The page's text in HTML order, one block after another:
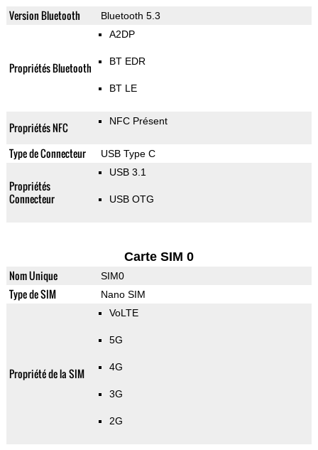
Version Bluetooth Bluetooth 5.3
Propriétés Bluetooth
A2DP
BT EDR
BT LE
Propriétés NFC NFC Présent
Type de Connecteur USB Type C
Propriétés
Connecteur
USB 3.1
USB OTG
Carte SIM 0
Nom Unique SIM0
Type de SIM Nano SIM
Propriété de la SIM
VoLTE
5G
4G
3G
2G